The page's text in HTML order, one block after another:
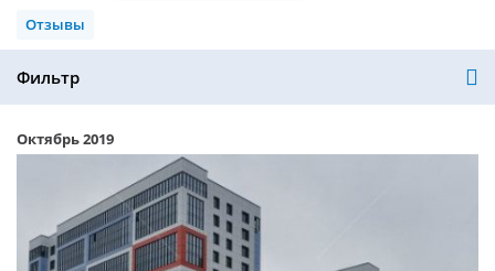
Отзывы
Фильтр
Октябрь 2019